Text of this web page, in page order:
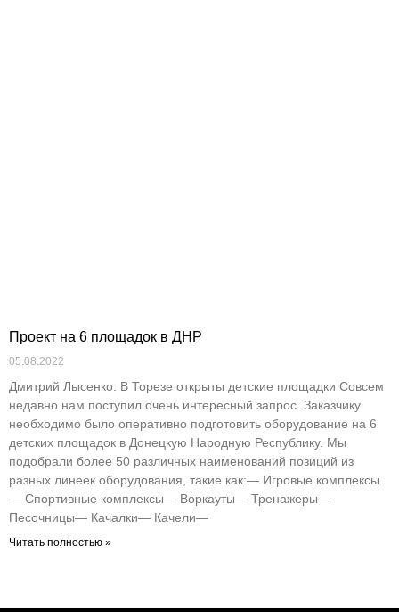
Проект на 6 площадок в ДНР
05.08.2022
Дмитрий Лысенко: В Торезе открыты детские площадки Совсем
недавно нам поступил очень интересный запрос. Заказчику
необходимо было оперативно подготовить оборудование на 6
детских площадок в Донецкую Народную Республику. Мы
подобрали более 50 различных наименований позиций из
разных линеек оборудования, такие как:— Игровые комплексы
— Спортивные комплексы— Воркауты— Тренажеры—
Песочницы— Качалки— Качели—
Читать полностью »